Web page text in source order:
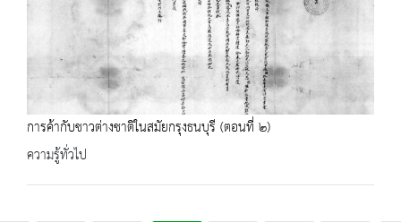
การค้ากับชาวต่างชาติในสมัยกรุงธนบุรี (ตอนที่ ๒)
ความรู้ทั่วไป